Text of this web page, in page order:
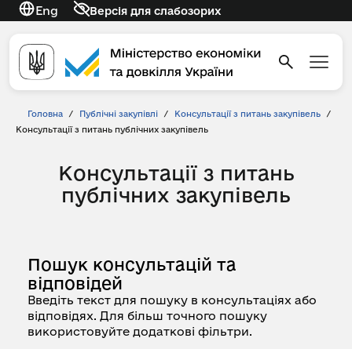
Eng Версія для слабозорих
Головна / Публічні закупівлі / Консультації з питань закупівель
/
Консультації з питань публічних закупівель
Консультації з питань
публічних закупівель
Пошук консультацій та
відповідей
Введіть текст для пошуку в консультаціях або
відповідях. Для більш точного пошуку
використовуйте додаткові фільтри.